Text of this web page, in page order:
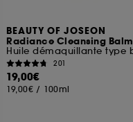
BEAUTY OF JOSEON
Radiance Cleansing Balm
201
19,00€
19,00€ / 100ml